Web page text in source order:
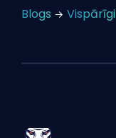
Blogs Vispārīgi